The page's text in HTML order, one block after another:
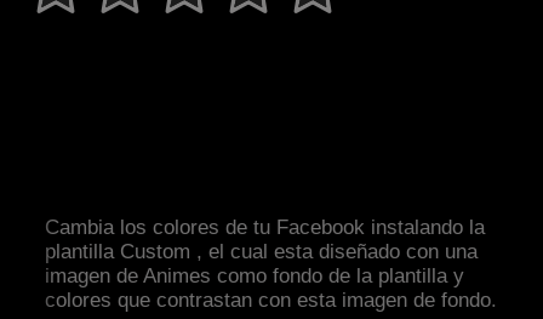
Cambia los colores de tu Facebook instalando la
plantilla Custom , el cual esta diseñado con una
imagen de Animes como fondo de la plantilla y
colores que contrastan con esta imagen de fondo.